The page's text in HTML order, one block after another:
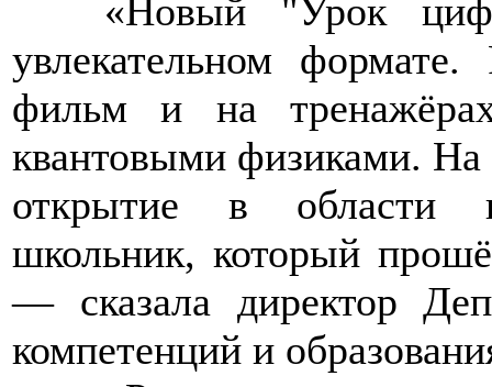
«Новый "Урок
увлекательном формате.
фильм и на
квантовыми физиками.
открытие в области
школьник, который
— сказала директор
компетенций и